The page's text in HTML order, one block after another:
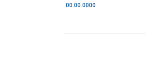
00.00.0000